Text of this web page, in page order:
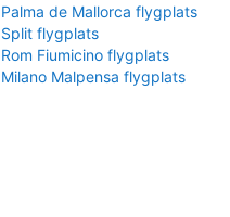
Palma de Mallorca flygplats
Split flygplats
Rom Fiumicino flygplats
Milano Malpensa flygplats